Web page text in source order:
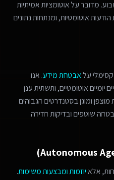
מדובר על אוטומציות אמיתיות
אוטומטיות, ומנתחות נתונים
עלאבטחת מידע. אנו
אוטומטיים, ותשתית ענן
ומוגן בסטנדרטים הגבוהים
שוטפים ובדיקות חדירה
אלאיוזמות ומבצעות משימות.